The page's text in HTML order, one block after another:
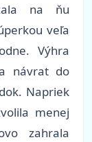
na ňu
veľa
Výhra
návrat do
Napriek
menej
zahrala